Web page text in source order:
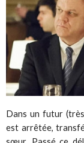
Dans un futur
est arrêtée,